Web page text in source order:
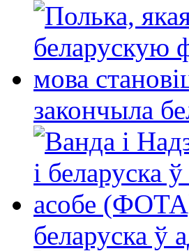
закончыла
беларуска